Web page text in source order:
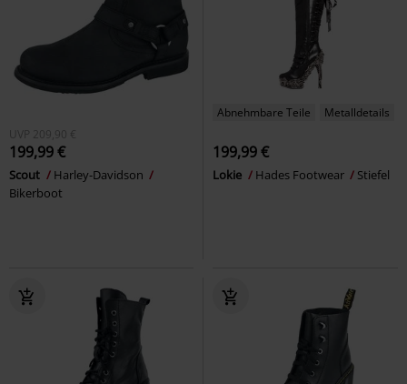
UVP 209,90 €
199,99 €
Scout
Harley-Davidson
Bikerboot
Abnehmbare Teile Metalldetails
199,99 €
Lokie Hades Footwear Stiefel